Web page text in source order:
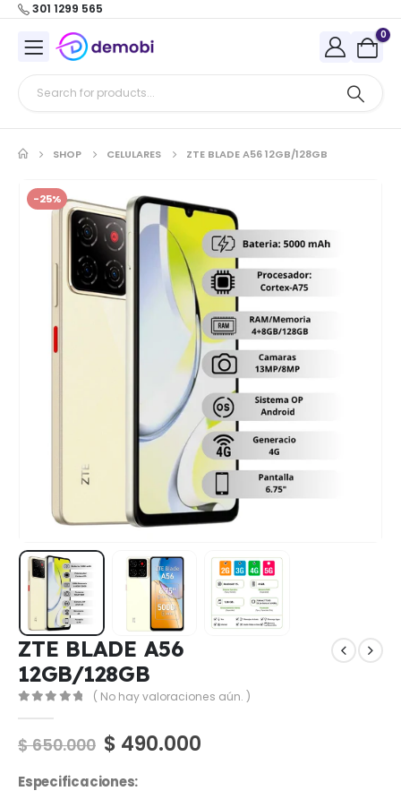
301 1299 565
0
SHOP CELULARES ZTE BLADE A56 12GB/128GB
-25%
ZTE BLADE A56
12GB/128GB
( No hay valoraciones aún. )
$650.000 $ 490.000
Especificaciones: